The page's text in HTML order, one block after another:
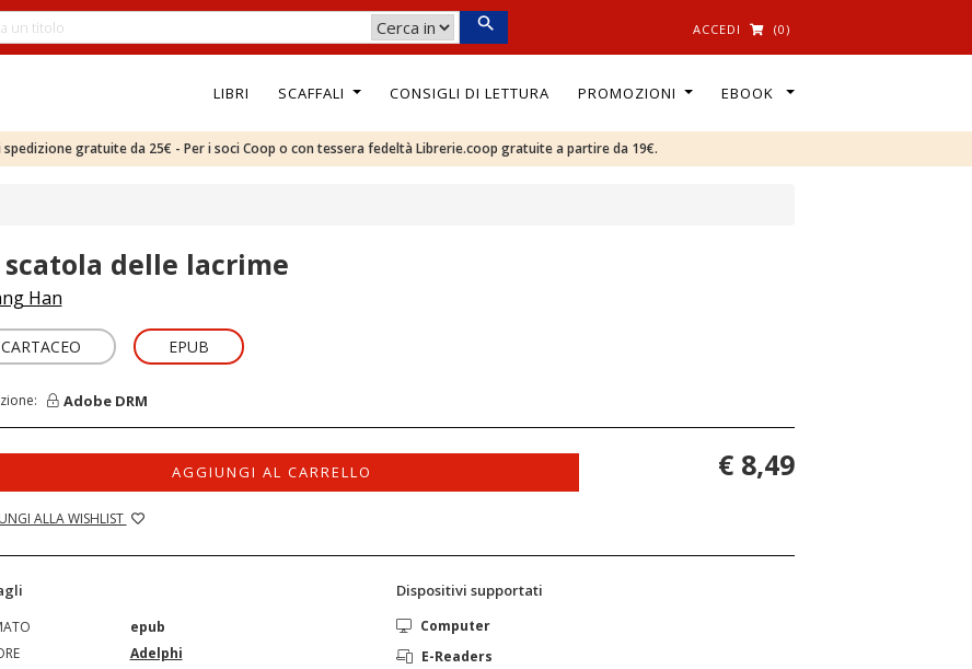
ACCEDI (0)
LIBRI SCAFFALI CONSIGLI DI LETTURA PROMOZIONI EBOOK
spedizione gratuite da 25€ - Per i soci Coop o con tessera fedeltà Librerie.coop gratuite a partire da 19€.
scatola delle lacrime
Han
CARTACEO EPUB
Adobe DRM
AGGIUNGI AL CARRELLO
ALLA WISHLIST
€ 8,49
epub
Adelphi
Dispositivi supportati
Computer
E-Readers